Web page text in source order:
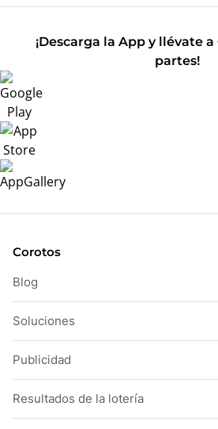
¡Descarga la App y llévate
partes!
Corotos
Blog
Soluciones
Publicidad
Resultados de la lotería